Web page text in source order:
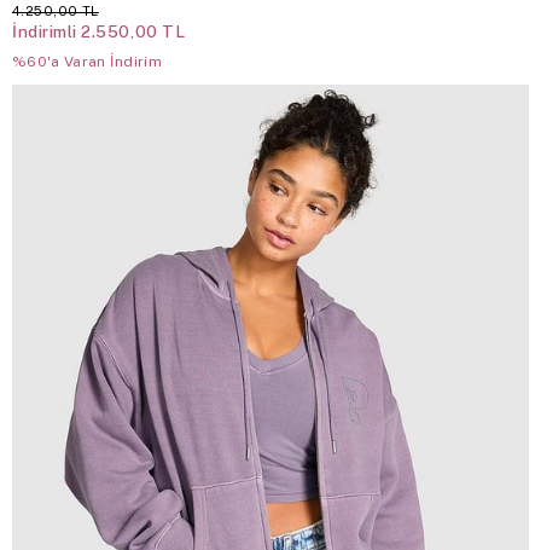
4.250,00 TL
İndirimli 2.550,00 TL
%60'a Varan İndirim